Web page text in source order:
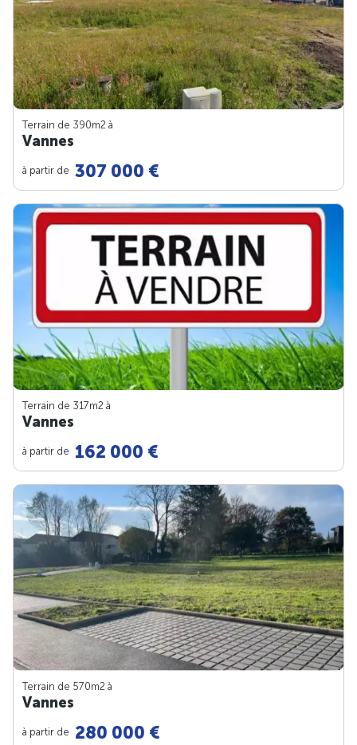
Terrain de 390m2 à
Vannes
à partir de 307 000 €
Terrain de 317m2 à
Vannes
à partir de 162 000 €
Terrain de 570m2 à
Vannes
à partir de 280 000 €